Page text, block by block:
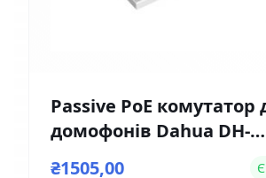
Passive PoE комутатор
домофонів Dahua DH-
VTNS1060A
₴1505,00